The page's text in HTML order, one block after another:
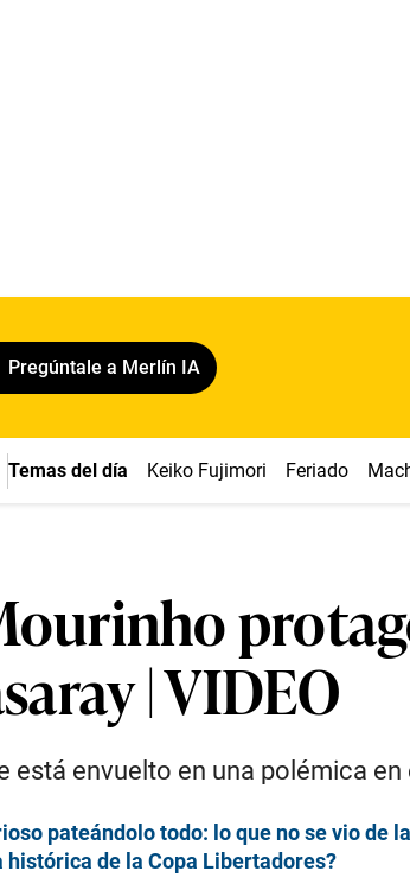
Pregúntale a Merlín IA
Temas del día Keiko Fujimori Feriado
| VIDEO
envuelto en una polémica
pateándolo todo: lo que no se vio de
histórica de la Copa Libertadores?